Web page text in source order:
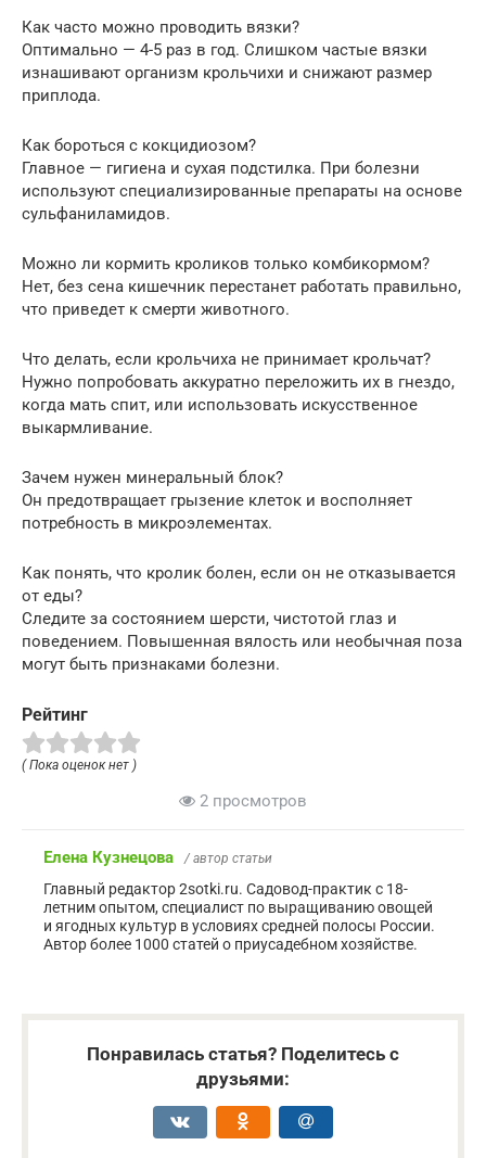
Как часто можно проводить вязки?
Оптимально — 4-5 раз в год. Слишком частые вязки
изнашивают организм крольчихи и снижают размер
приплода.
Как бороться с кокцидиозом?
Главное — гигиена и сухая подстилка. При болезни
используют специализированные препараты на основе
сульфаниламидов.
Можно ли кормить кроликов только комбикормом?
Нет, без сена кишечник перестанет работать правильно,
что приведет к смерти животного.
Что делать, если крольчиха не принимает крольчат?
Нужно попробовать аккуратно переложить их в гнездо,
когда мать спит, или использовать искусственное
выкармливание.
Зачем нужен минеральный блок?
Он предотвращает грызение клеток и восполняет
потребность в микроэлементах.
Как понять, что кролик болен, если он не отказывается
от еды?
Следите за состоянием шерсти, чистотой глаз и
поведением. Повышенная вялость или необычная поза
могут быть признаками болезни.
Рейтинг
( Пока оценок нет )
2 просмотров
Елена Кузнецова / автор статьи
Главный редактор 2sotki.ru. Садовод-практик с 18-
летним опытом, специалист по выращиванию овощей
и ягодных культур в условиях средней полосы России.
Автор более 1000 статей о приусадебном хозяйстве.
Понравилась статья? Поделитесь с
друзьями: